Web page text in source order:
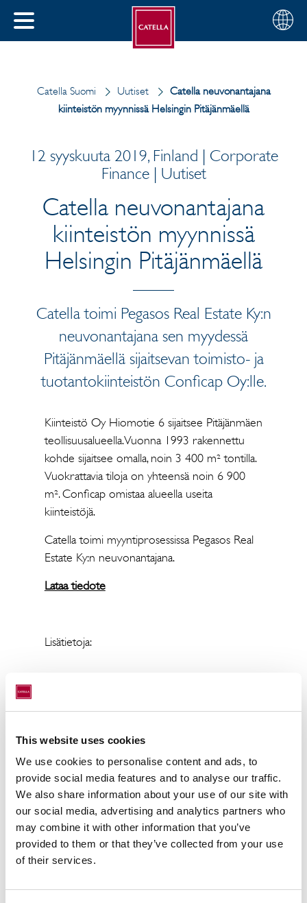
This website uses cookies
We use cookies to personalise content and ads, to
provide social media features and to analyse our traffic.
We also share information about your use of our site with
our social media, advertising and analytics partners who
may combine it with other information that you’ve
provided to them or that they’ve collected from your use
of their services.
SULJE
Valitse
alue
Suomi
Catella Suomi Uutiset
Catella neuvonantajana
kiinteistön myynnissä Helsingin Pitäjänmäellä
12 syyskuuta 2019, Finland | Corporate
Finance | Uutiset
Catella neuvonantajana
kiinteistön myynnissä
Helsingin Pitäjänmäellä
Catella toimi Pegasos Real Estate Ky:n
neuvonantajana sen myydessä
Pitäjänmäellä sijaitsevan toimisto- ja
tuotantokiinteistön Conficap Oy:lle.
Kiinteistö Oy Hiomotie 6 sijaitsee Pitäjänmäen
teollisuusalueella. Vuonna 1993 rakennettu
kohde sijaitsee omalla, noin 3 400 m² tontilla.
Vuokrattavia tiloja on yhteensä noin 6 900
m². Conficap omistaa alueella useita
kiinteistöjä.
Catella toimi myyntiprosessissa Pegasos Real
Estate Ky:n neuvonantajana.
Lataa tiedote
Lisätietoja:
p. 040 7301 669
petteri.heikkinen@catella.fi
Jorma Janhonen
Senior Advisor
p. 050 0443 790